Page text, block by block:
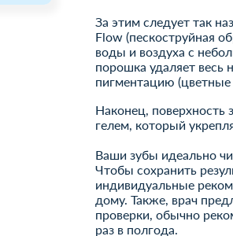
За этим следует так
Flow (пескоструйная
воды и воздуха с
порошка удаляет весь
пигментацию (цветные
Наконец, поверхность
гелем, который
Ваши зубы идеально
Чтобы сохранить
индивидуальные
дому. Также, врач
проверки, обычно
раз в полгода.